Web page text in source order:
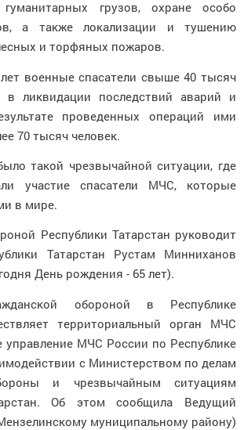
грузов, охране особо
а также локализации и тушению
и торфяных пожаров.
военные спасатели свыше 40 тысяч
в ликвидации последствий аварий и
проведенных операций ими
70 тысяч человек.
такой чрезвычайной ситуации, где
участие спасатели МЧС, которые
в мире.
Республики Татарстан руководит
Татарстан Рустам Минниханов
День рождения - 65 лет).
обороной в Республике
территориальный орган МЧС
управление МЧС России по Республике
с Министерством по делам
и чрезвычайным ситуациям
Об этом сообщила Ведущий
муниципальному району)